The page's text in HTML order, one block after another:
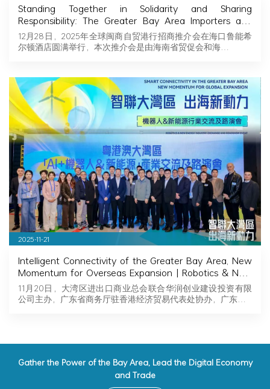
Standing Together in Solidarity and Sharing
Responsibility: The Greater Bay Area Importers and
Exporters Association Explores New Opportunities in
Hainan, Joining Hands with Fujian Businessmen to
Seize Business Opportunities in Hainan!
12月28日，2025年全球闽商自贸港行招商推介会在海口鲁能希
尔顿酒店圆满举行，本次推介会是由海南省贸促会和海…
2025-11-21
Intelligent Connectivity of the Greater Bay Area, New
Momentum for Overseas Expansion | Robotics & New
Energy Industry Exchange and Roadshow Successfully
Held in Hong Kong
11月20日，大湾区进出口商业总会联合华润创业建设投资有限
公司主办，广东省商务厅驻香港经济贸易代表处协办，广东…
Gather the Power of the Bay Area, Lead the Digital Economy
and Trade